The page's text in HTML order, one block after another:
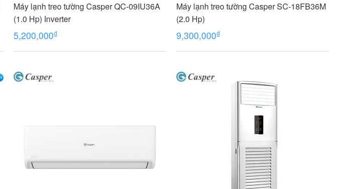
Máy lạnh treo tường Casper QC-09IU36A
(1.0 Hp) Inverter
5,200,000₫
Máy lạnh treo tường Casper SC-18FB36M
(2.0 Hp)
9,300,000₫